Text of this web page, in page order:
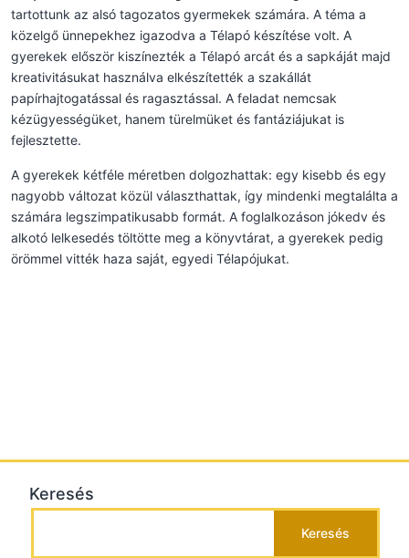
tartottunk az alsó tagozatos gyermekek számára. A téma a
közelgő ünnepekhez igazodva a Télapó készítése volt. A
gyerekek először kiszínezték a Télapó arcát és a sapkáját majd
kreativitásukat használva elkészítették a szakállát
papírhajtogatással és ragasztással. A feladat nemcsak
kézügyességüket, hanem türelmüket és fantáziájukat is
fejlesztette.
A gyerekek kétféle méretben dolgozhattak: egy kisebb és egy
nagyobb változat közül választhattak, így mindenki megtalálta a
számára legszimpatikusabb formát. A foglalkozáson jókedv és
alkotó lelkesedés töltötte meg a könyvtárat, a gyerekek pedig
örömmel vitték haza saját, egyedi Télapójukat.
Keresés
Keresés